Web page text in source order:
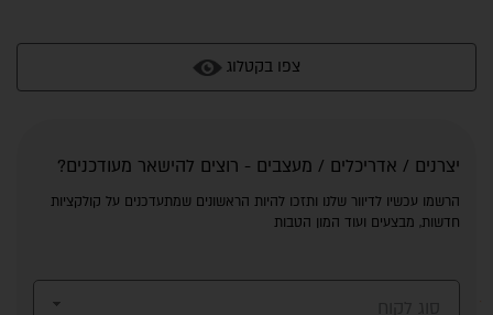
צפו בקטלוג
יצרנים / אדריכלים / מעצבים - רוצים להישאר מעודכנים?
הרשמו עכשיו לדיוור שלנו ותזכו להיות הראשונים שמתעדכנים על קולקציות
חדשות, מבצעים ועוד המון הטבות